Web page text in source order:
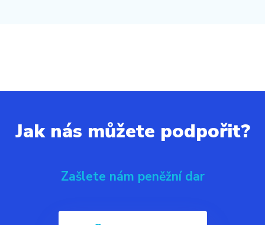
Jak nás můžete podpořit?
Zašlete nám peněžní dar